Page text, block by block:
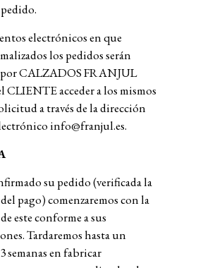
electrónicos en que
los pedidos serán
CALZADOS FRANJUL
CLIENTE acceder a los mismos
a través de la dirección
info@franjul.es.
su pedido (verificada la
pago) comenzaremos con la
este conforme a sus
Tardaremos hasta un
semanas en fabricar